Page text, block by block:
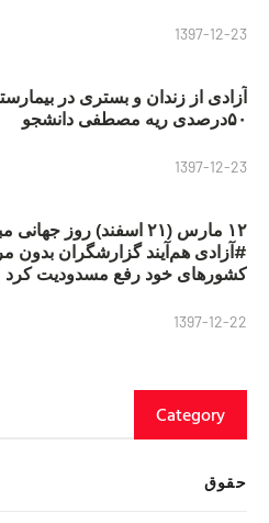
1397-12-23
آزادی از زندان و بستری در
۵۰درصدی ریه مصطفی دانشجو
1397-12-23
۱۲ مارس (۲۱ اسفند) روز
کشورهای خود رفع مسدودیت کرد
1397-12-22
Category
حقوق